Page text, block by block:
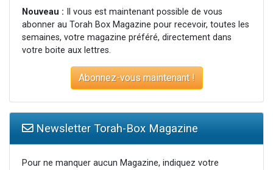
Nouveau : Il vous est maintenant possible de vous
abonner au Torah Box Magazine pour recevoir, toutes les
semaines, votre magazine préféré, directement dans
votre boite aux lettres.
Abonnez-vous maintenant !
Newsletter Torah-Box Magazine
Pour ne manquer aucun Magazine, indiquez votre